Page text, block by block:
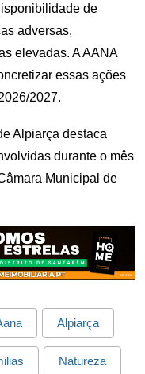
de
adversas,
elevadas. A AANA
essas ações
2027.
Alpiarça destaca
durante o mês
Municipal de
Alpiarça
Natureza